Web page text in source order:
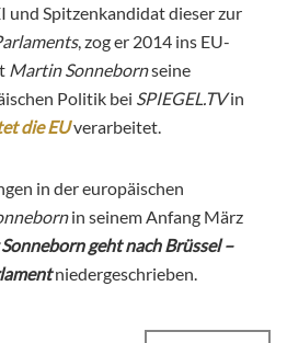
und Spitzenkandidat dieser zur
, zog er 2014 ins EU-
Martin Sonnebornseine
Politik bei SPIEGEL.TVin
die EUverarbeitet.
in der europäischen
in seinem Anfang März
geht nach Brüssel –
niedergeschrieben.